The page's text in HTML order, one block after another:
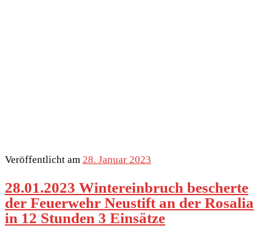
Veröffentlicht am 28. Januar 2023
28.01.2023 Wintereinbruch bescherte
der Feuerwehr Neustift an der Rosalia
in 12 Stunden 3 Einsätze